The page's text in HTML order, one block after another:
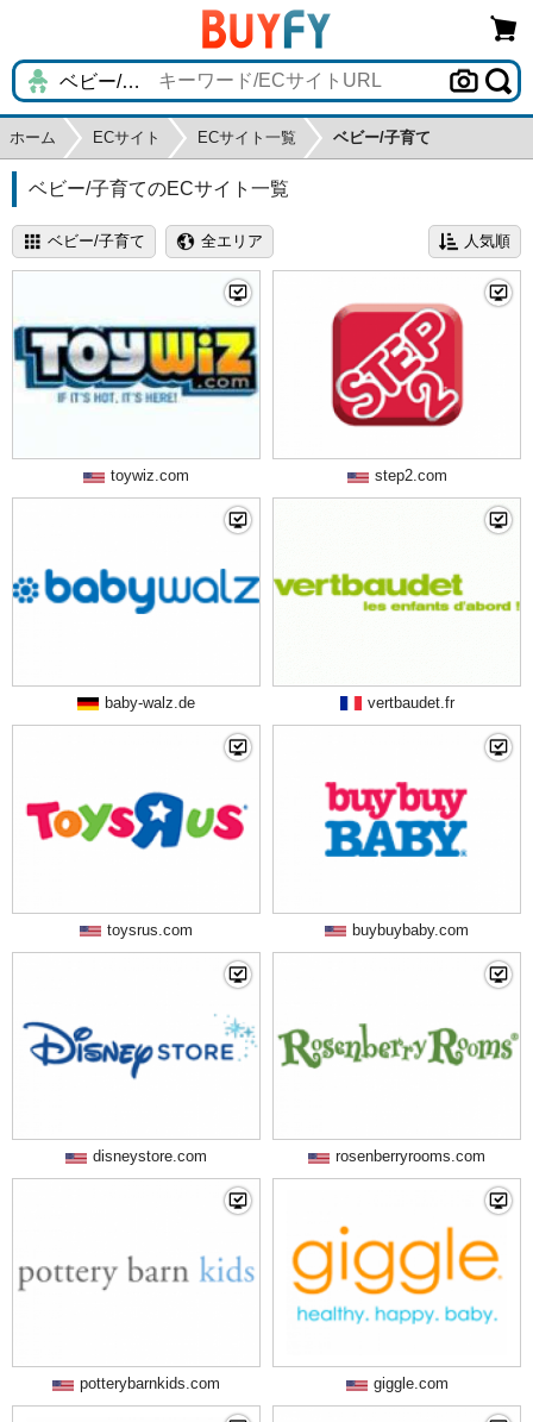
ホーム ECサイト ECサイト一覧 ベビー/子育て
ベビー/子育てのECサイト一覧
toywiz.com step2.com
baby-walz.de vertbaudet.fr
toysrus.com buybuybaby.com
disneystore.com rosenberryrooms.com
potterybarnkids.com giggle.com